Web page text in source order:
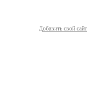
Добавить свой сайт